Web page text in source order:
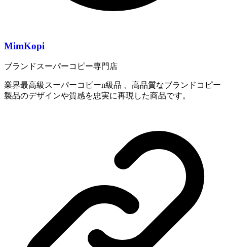
MimKopi
ブランドスーパーコピー専門店
業界最高級スーパーコピーn級品 、高品質なブランドコピー
製品のデザインや質感を忠実に再現した商品です。